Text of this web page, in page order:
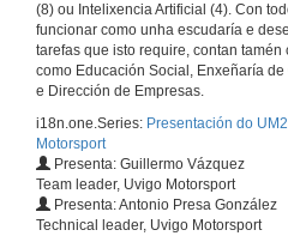
(8) ou Intelixencia Artificial (4). Con
funcionar como unha escudaría e
tarefas que isto require, contan
como Educación Social, Enxeñaría
e Dirección de Empresas.
i18n.one.Series: Presentación do
Motorsport
Presenta: Guillermo Vázquez
Team leader, Uvigo Motorsport
Presenta: Antonio Presa González
Technical leader, Uvigo Motorsport